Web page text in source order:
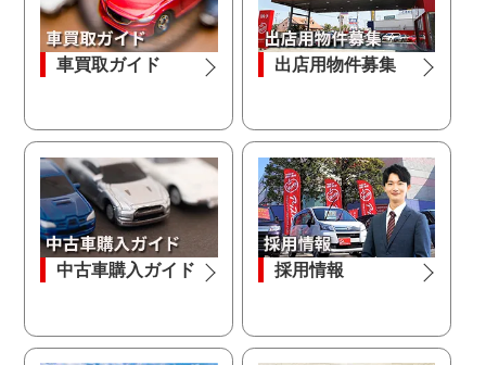
車買取ガイド 出店用物件募集
中古車購入ガイド 採用情報